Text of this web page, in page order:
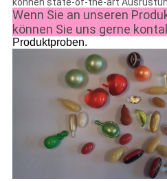
können state-of-the-art
Wenn Sie an unseren
können Sie uns gerne
Produktproben.